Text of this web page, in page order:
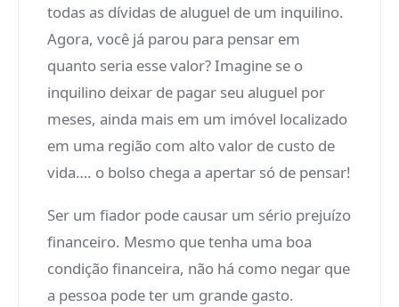
todas as dívidas de aluguel de um inquilino.
Agora, você já parou para pensar em
quanto seria esse valor? Imagine se o
inquilino deixar de pagar seu aluguel por
meses, ainda mais em um imóvel localizado
em uma região com alto valor de custo de
vida…. o bolso chega a apertar só de pensar!
Ser um fiador pode causar um sério prejuízo
financeiro. Mesmo que tenha uma boa
condição financeira, não há como negar que
a pessoa pode ter um grande gasto.